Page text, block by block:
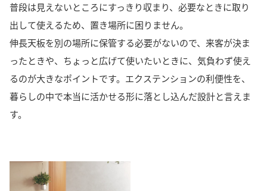
普段は見えないところにすっきり収まり、必要なときに取り
出して使えるため、置き場所に困りません。
伸長天板を別の場所に保管する必要がないので、来客が決ま
ったときや、ちょっと広げて使いたいときに、気負わず使え
るのが大きなポイントです。エクステンションの利便性を、
暮らしの中で本当に活かせる形に落とし込んだ設計と言えま
す。